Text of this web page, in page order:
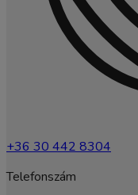
+36 30 442 8304
Telefonszám